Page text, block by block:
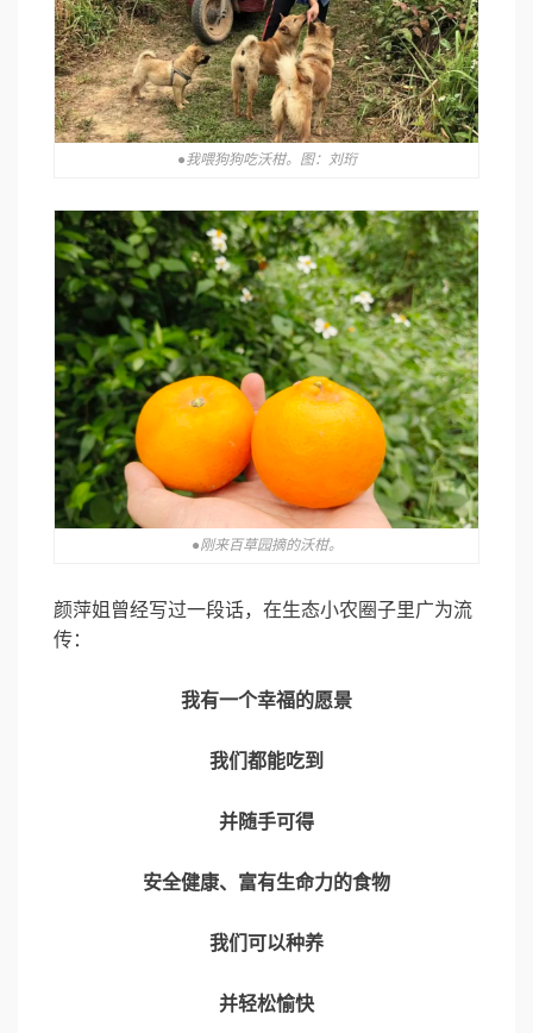
●我喂狗狗吃沃柑。图：刘珩
●刚来百草园摘的沃柑。
颜萍姐曾经写过一段话，在生态小农圈子里广为流
传：
我有一个幸福的愿景
我们都能吃到
并随手可得
安全健康、富有生命力的食物
我们可以种养
并轻松愉快